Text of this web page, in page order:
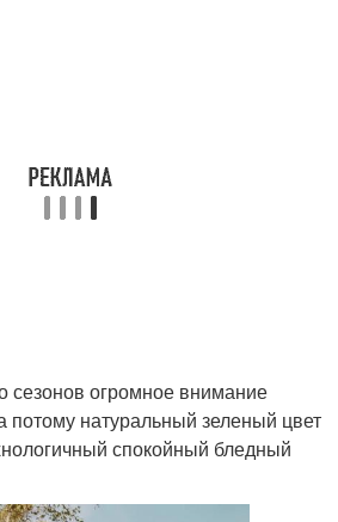
сезонов огромное внимание
потому натуральный зеленый цвет
спокойный бледный